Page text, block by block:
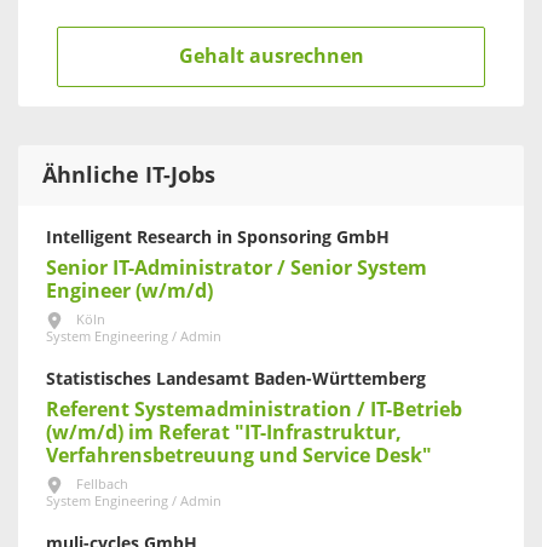
Gehalt ausrechnen
Ähnliche IT-Jobs
Intelligent Research in Sponsoring GmbH
Senior IT-Administrator / Senior System
Engineer (w/m/d)
Köln
System Engineering / Admin
Statistisches Landesamt Baden-Württemberg
Referent Systemadministration / IT-Betrieb
(w/m/d) im Referat "IT-Infrastruktur,
Verfahrensbetreuung und Service Desk"
Fellbach
System Engineering / Admin